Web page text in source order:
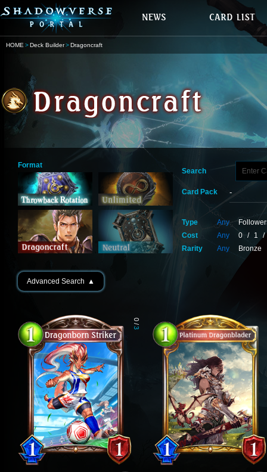
HOME Deck Builder Dragoncraft
Format
Search
Card Pack
Type Any
Cost
Any 0 / 1
/
Rarity
Any Bronze
Advanced Search ▲
0
/
3